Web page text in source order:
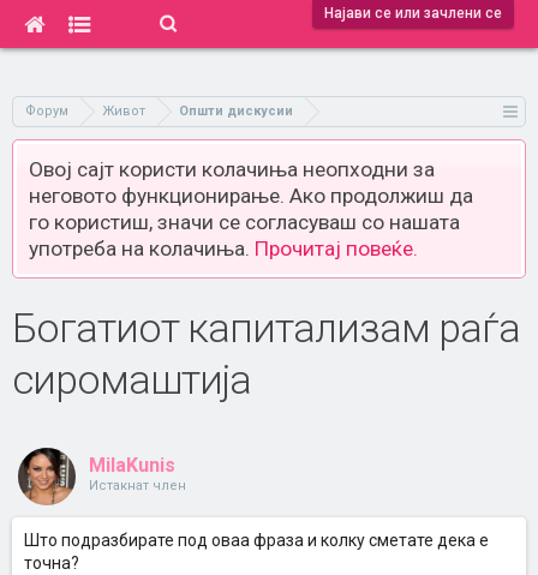
Најави се или зачлени се
Форум Живот Општи дискусии
Овој сајт користи колачиња неопходни за
неговото функционирање. Ако продолжиш да
го користиш, значи се согласуваш со нашата
употреба на колачиња. Прочитај повеќе.
Богатиот капитализам раѓа
сиромаштија
MilaKunis
Истакнат член
Што подразбирате под оваа фраза и колку сметате дека е
точна?